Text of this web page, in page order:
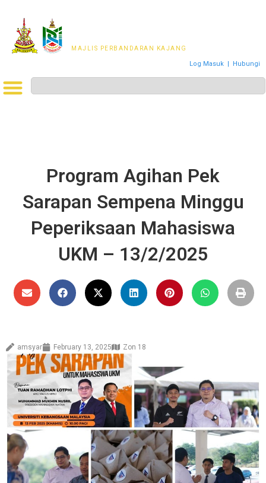
MAJLIS PERBANDARAN KAJANG
Log Masuk | Hubungi
Program Agihan Pek
Sarapan Sempena Minggu
Peperiksaan Mahasiswa
UKM – 13/2/2025
amsyar February 13, 2025 Zon 18